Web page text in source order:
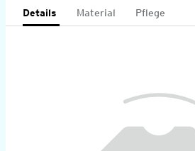
Details Material Pflege